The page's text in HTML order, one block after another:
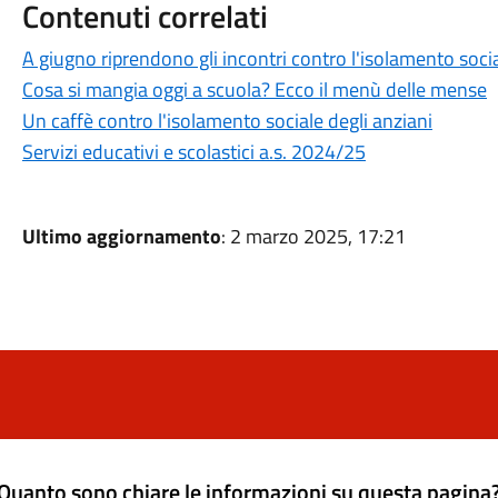
Contenuti correlati
A giugno riprendono gli incontri contro l'isolamento
Cosa si mangia oggi a scuola? Ecco il menù delle mense
Un caffè contro l'isolamento sociale degli anziani
Servizi educativi e scolastici a.s. 2024/25
Ultimo aggiornamento: 2 marzo 2025, 17:21